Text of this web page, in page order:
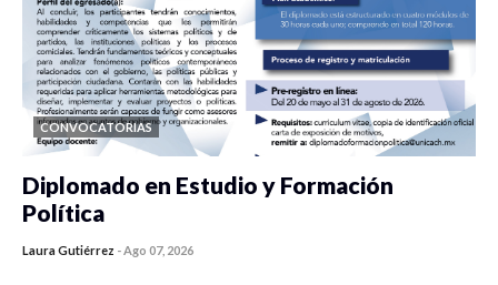
CONVOCATORIAS
Diplomado en Estudio y Formación
Política
Laura Gutiérrez -Ago 07, 2026